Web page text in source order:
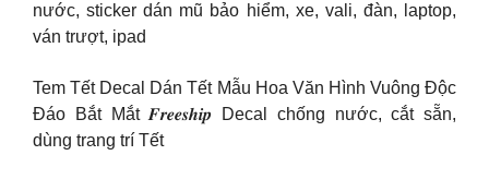
nước, sticker dán mũ bảo hiểm, xe, vali, đàn, laptop,
ván trượt, ipad
Tem Tết Decal Dán Tết Mẫu Hoa Văn Hình Vuông Độc
Đáo Bắt Mắt 𝑭𝒓𝒆𝒆𝒔𝒉𝒊𝒑 Decal chống nước, cắt sẵn,
dùng trang trí Tết